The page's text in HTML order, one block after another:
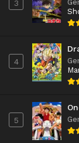
3
4
5